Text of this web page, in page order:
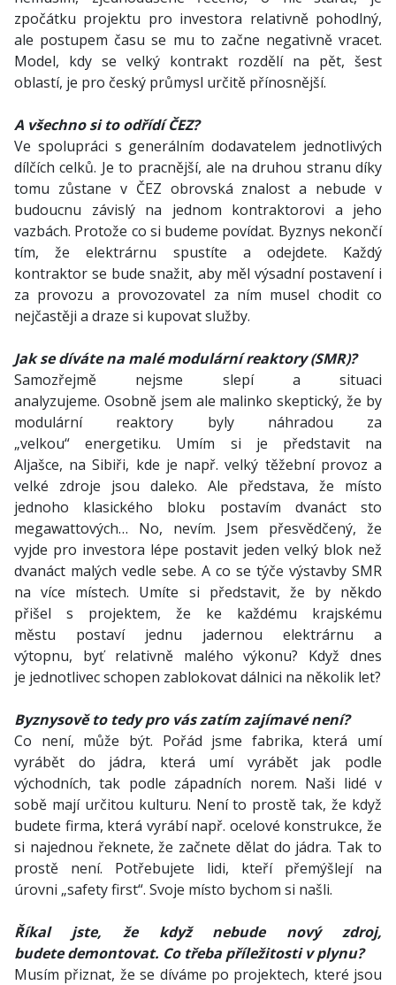
zpočátku projektu pro investora relativně pohodlný,
ale postupem času se mu to začne negativně vracet.
Model, kdy se velký kontrakt rozdělí na pět, šest
oblastí, je pro český průmysl určitě přínosnější.
A všechno si to odřídí ČEZ?
Ve spolupráci s generálním dodavatelem jednotlivých
dílčích celků. Je to pracnější, ale na druhou stranu díky
tomu zůstane v ČEZ obrovská znalost a nebude v
budoucnu závislý na jednom kontraktorovi a jeho
vazbách. Protože co si budeme povídat. Byznys nekončí
tím, že elektrárnu spustíte a odejdete. Každý
kontraktor se bude snažit, aby měl výsadní postavení i
za provozu a provozovatel za ním musel chodit co
nejčastěji a draze si kupovat služby.
Jak se díváte na malé modulární reaktory (SMR)?
Samozřejmě nejsme slepí a situaci
analyzujeme. Osobně jsem ale malinko skeptický, že by
modulární reaktory byly náhradou za
„velkou“ energetiku. Umím si je představit na
Aljašce, na Sibiři, kde je např. velký těžební provoz a
velké zdroje jsou daleko. Ale představa, že místo
jednoho klasického bloku postavím dvanáct sto
megawattových… No, nevím. Jsem přesvědčený, že
vyjde pro investora lépe postavit jeden velký blok než
dvanáct malých vedle sebe. A co se týče výstavby SMR
na více místech. Umíte si představit, že by někdo
přišel s projektem, že ke každému krajskému
městu postaví jednu jadernou elektrárnu a
výtopnu, byť relativně malého výkonu? Když dnes
je jednotlivec schopen zablokovat dálnici na několik let?
Byznysově to tedy pro vás zatím zajímavé není?
Co není, může být. Pořád jsme fabrika, která umí
vyrábět do jádra, která umí vyrábět jak podle
východních, tak podle západních norem. Naši lidé v
sobě mají určitou kulturu. Není to prostě tak, že když
budete firma, která vyrábí např. ocelové konstrukce, že
si najednou řeknete, že začnete dělat do jádra. Tak to
prostě není. Potřebujete lidi, kteří přemýšlejí na
úrovni „safety first“. Svoje místo bychom si našli.
Říkal jste, že když nebude nový zdroj,
budete demontovat. Co třeba příležitosti v plynu?
Musím přiznat, že se díváme po projektech, které jsou